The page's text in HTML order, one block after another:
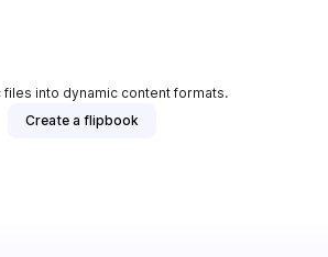
files into dynamic content formats.
Create a flipbook